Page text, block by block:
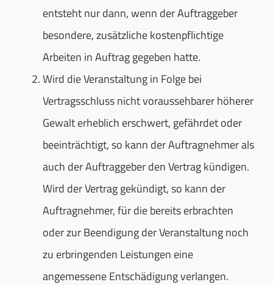
entsteht nur dann, wenn der Auftraggeber
besondere, zusätzliche kostenpflichtige
Arbeiten in Auftrag gegeben hatte.
Wird die Veranstaltung in Folge bei
Vertragsschluss nicht voraussehbarer höherer
Gewalt erheblich erschwert, gefährdet oder
beeinträchtigt, so kann der Auftragnehmer als
auch der Auftraggeber den Vertrag kündigen.
Wird der Vertrag gekündigt, so kann der
Auftragnehmer, für die bereits erbrachten
oder zur Beendigung der Veranstaltung noch
zu erbringenden Leistungen eine
angemessene Entschädigung verlangen.